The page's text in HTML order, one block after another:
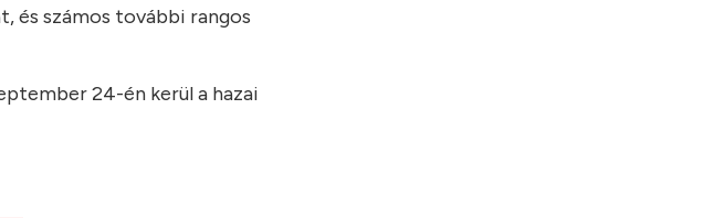
és számos további rangos
24-én kerül a hazai